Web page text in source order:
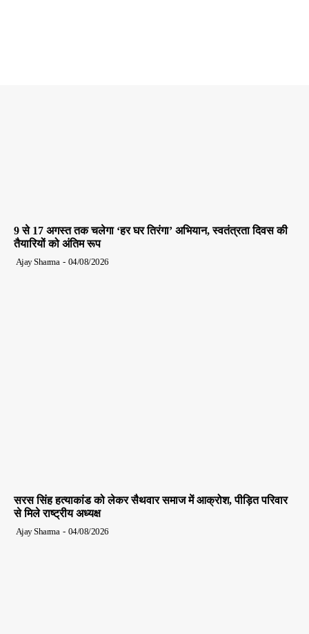
9 से 17 अगस्त तक चलेगा ‘हर घर तिरंगा’ अभियान, स्वतंत्रता दिवस की
तैयारियों को अंतिम रूप
Ajay Sharma - 04/08/2026
सरस सिंह हत्याकांड को लेकर सैथवार समाज में आक्रोश, पीड़ित परिवार
से मिले राष्ट्रीय अध्यक्ष
Ajay Sharma - 04/08/2026